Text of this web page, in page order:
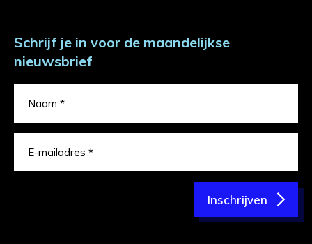
Schrijf je in voor de maandelijkse
nieuwsbrief
Inschrijven